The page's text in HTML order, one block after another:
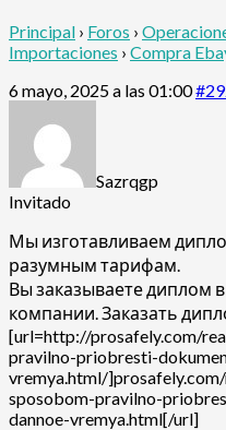
Principal › Foros ›
Importaciones › Compra
6 mayo, 2025 a las 01:00
Sazrqgp
Invitado
Мы изготавливаем
разумным тарифам.
Вы заказываете диплом
компании. Заказать
[url=http://prosafely.com/
pravilno-priobresti-
vremya.html/
sposobom-pravilno-
dannoe-vremya.html[/url]